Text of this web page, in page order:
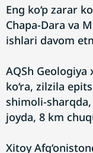
Eng ko‘p zarar
Chapa-Dara va
ishlari davom
AQSh Geologiya
ko‘ra, zilzila
shimoli-
joyda, 8 km
Xitoy